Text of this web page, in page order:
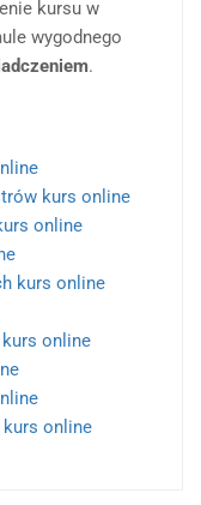
kursu w
wygodnego
.
kurs online
online
kurs online
online
online